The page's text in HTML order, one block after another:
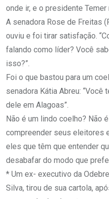
onde ir, e o presidente Temer
A senadora Rose de Freitas
ouviu e foi tirar satisfação.
falando como líder? Você
isso?”.
Foi o que bastou para um
senadora Kátia Abreu:
dele em Alagoas”.
Não é um lindo coelho? Não
compreender seus eleitores
eles que têm que entender
desabafar do modo que
* Um ex- executivo da
Silva, tirou de sua cartola,